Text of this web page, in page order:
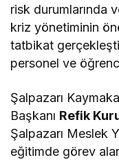
risk durumlarında
kriz yönetiminin
tatbikat
personel ve
Şalpazarı
Başkanı Refik
Şalpazarı Meslek
eğitimde görev